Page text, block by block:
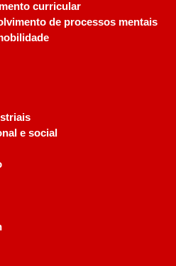
curricular
de processos mentais
e social